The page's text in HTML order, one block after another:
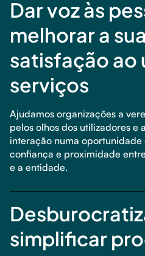
Dar voz às
melhorar a sua
satisfação ao
serviços
Ajudamos organizações a
pelos olhos dos utilizadores e
interação numa oportunidade
confiança e proximidade
e a entidade.
simplificar